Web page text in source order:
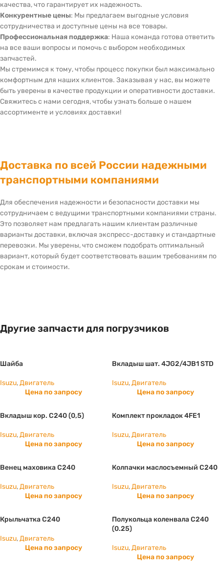
качества, что гарантирует их надежность.
Конкурентные цены: Мы предлагаем выгодные условия
сотрудничества и доступные цены на все товары.
Профессиональная поддержка: Наша команда готова ответить
на все ваши вопросы и помочь с выбором необходимых
запчастей.
Мы стремимся к тому, чтобы процесс покупки был максимально
комфортным для наших клиентов. Заказывая у нас, вы можете
быть уверены в качестве продукции и оперативности доставки.
Свяжитесь с нами сегодня, чтобы узнать больше о нашем
ассортименте и условиях доставки!
Доставка по всей России надежными
транспортными компаниями
Для обеспечения надежности и безопасности доставки мы
сотрудничаем с ведущими транспортными компаниями страны.
Это позволяет нам предлагать нашим клиентам различные
варианты доставки, включая экспресс-доставку и стандартные
перевозки. Мы уверены, что сможем подобрать оптимальный
вариант, который будет соответствовать вашим требованиям по
срокам и стоимости.
Другие запчасти для погрузчиков
Шайба
Isuzu,Двигатель
Цена по запросу
Вкладыш шат. 4JG2/4JB1 STD
Isuzu,Двигатель
Цена по запросу
Вкладыш кор. C240 (0,5)
Isuzu,Двигатель
Цена по запросу
Комплект прокладок 4FE1
Isuzu,Двигатель
Цена по запросу
Венец маховика С240
Isuzu,Двигатель
Цена по запросу
Колпачки маслосъемный С240
Isuzu,Двигатель
Цена по запросу
Крыльчатка С240
Isuzu,Двигатель
Цена по запросу
Полукольца коленвала С240
(0.25)
Isuzu,Двигатель
Цена по запросу